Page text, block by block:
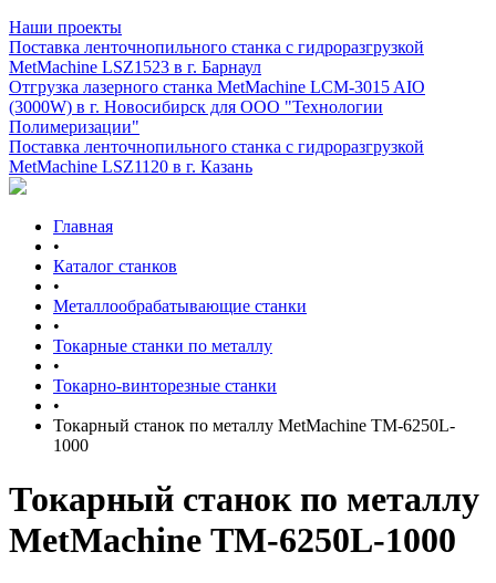
Наши проекты
Поставка ленточнопильного станка c гидроразгрузкой
MetMachine LSZ1523 в г. Барнаул
Отгрузка лазерного станка MetMachine LCM-3015 AIO
(3000W) в г. Новосибирск для ООО "Технологии
Полимеризации"
Поставка ленточнопильного станка c гидроразгрузкой
MetMachine LSZ1120 в г. Казань
Главная
•
Каталог станков
•
Металлообрабатывающие станки
•
Токарные станки по металлу
•
Токарно-винторезные станки
•
Токарный станок по металлу MetMachine ТМ-6250L-
1000
Токарный станок по металлу
MetMachine ТМ-6250L-1000